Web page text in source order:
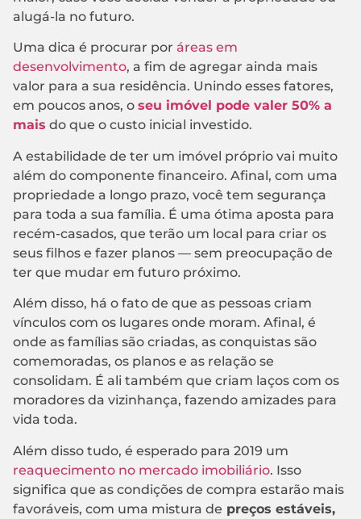
alugá-la no futuro.
Uma dica é procurar por áreas em
desenvolvimento, a fim de agregar ainda mais
valor para a sua residência. Unindo esses fatores,
em poucos anos, o seu imóvel pode valer 50% a
mais do que o custo inicial investido.
A estabilidade de ter um imóvel próprio vai muito
além do componente financeiro. Afinal, com uma
propriedade a longo prazo, você tem segurança
para toda a sua família. É uma ótima aposta para
recém-casados, que terão um local para criar os
seus filhos e fazer planos — sem preocupação de
ter que mudar em futuro próximo.
Além disso, há o fato de que as pessoas criam
vínculos com os lugares onde moram. Afinal, é
onde as famílias são criadas, as conquistas são
comemoradas, os planos e as relação se
consolidam. É ali também que criam laços com os
moradores da vizinhança, fazendo amizades para
vida toda.
Além disso tudo, é esperado para 2019 um
reaquecimento no mercado imobiliário. Isso
significa que as condições de compra estarão mais
favoráveis, com uma mistura de preços estáveis,